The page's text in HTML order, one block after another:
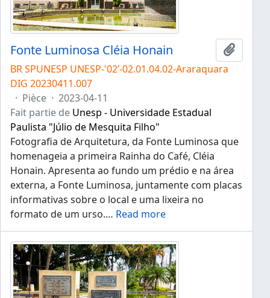
Fonte Luminosa Cléia Honain
Ajouter
BR SPUNESP UNESP-'02’-02.01.04.02-Araraquara
DIG 20230411.007
· Pièce · 2023-04-11
Fait partie de Unesp - Universidade Estadual
Paulista "Júlio de Mesquita Filho"
Fotografia de Arquitetura, da Fonte Luminosa que
homenageia a primeira Rainha do Café, Cléia
Honain. Apresenta ao fundo um prédio e na área
externa, a Fonte Luminosa, juntamente com placas
informativas sobre o local e uma lixeira no
formato de um urso.… Read more